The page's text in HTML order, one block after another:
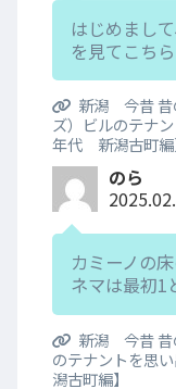
はじめまし
を見てこち
新潟 今昔 昔
ズ）ビルのテナ
年代 新潟古町編
のら
カミーノの
ネマは最初1
新潟 今昔 昔
のテナントを思
潟古町編】